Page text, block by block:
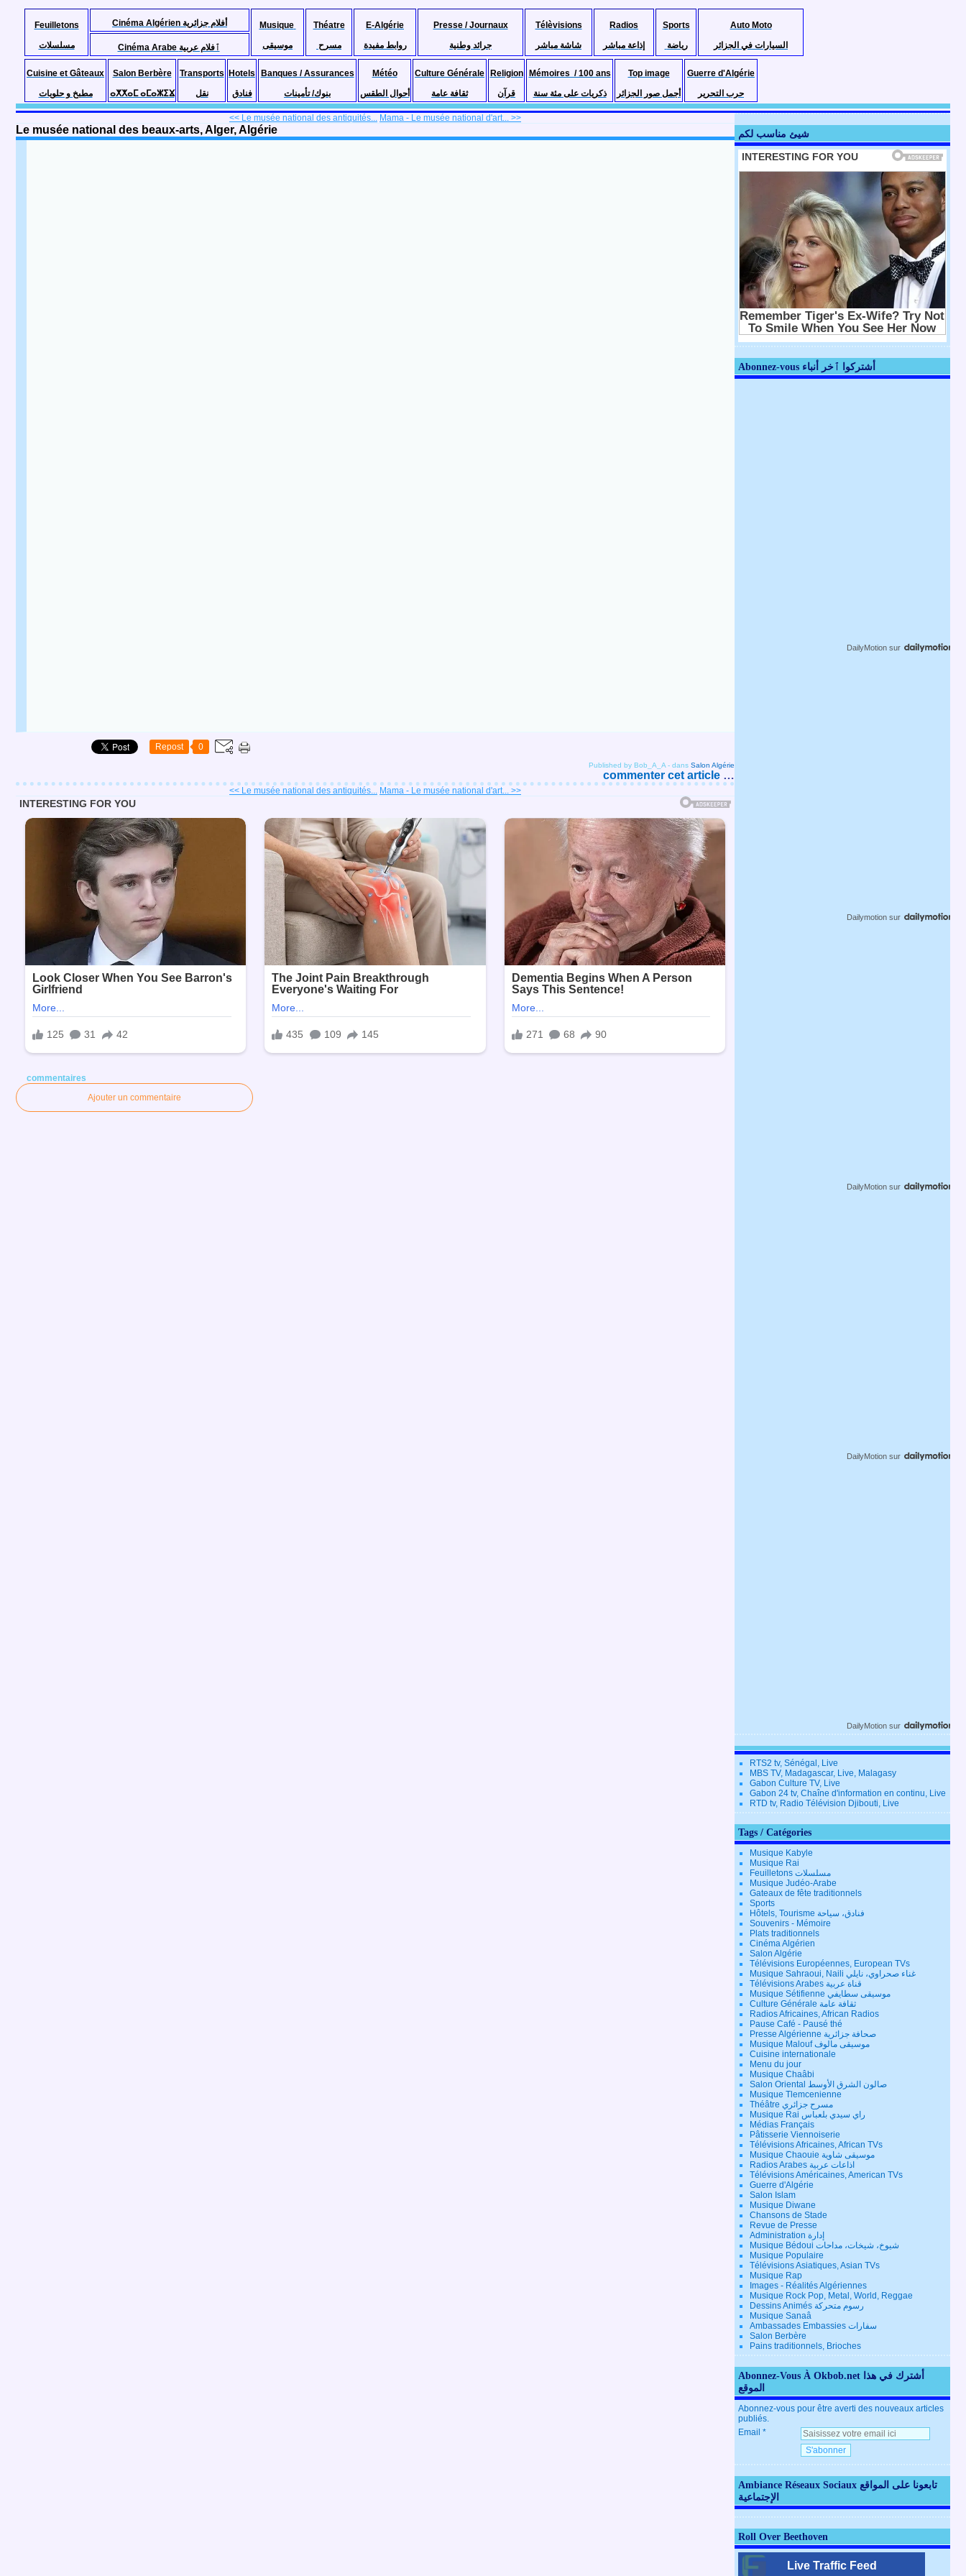
Feuilletons
مسلسلات
Cinéma Algérien أفلام جزائرية
Musique
موسيقى
Théatre
مسرح
E-Algérie
روابط مفيدة
Presse / Journaux
جرائد وطنية
Télèvisions
شاشة مباشر
Radios
إذاعة مباشر
Sports
رياضة
Auto Moto
السيارات في الجزائر
Cinéma Arabe ٱفلام عربية
Cuisine et Gâteaux
مطبخ و حلويات
Salon Berbère
ⴰⵅⵅⴰⵎ ⴰⵎⴰⵣⵉⴴ
Transports
نقل
Hotels
فنادق
Banques / Assurances
بنوك/ تأمينات
Météo
أحوال الطقس
Culture Générale
ثقافة عامة
Religion
قرآن
Mémoires / 100 ans
ذكريات على مئة سنة
Top image
أجمل صور الجزائر
Guerre d'Algérie
حرب التحرير
<< Le musée national des antiquités... Mama - Le musée national d'art... >>
Le musée national des beaux-arts, Alger, Algérie
Repost 0
Published by Bob_A_A - dans Salon Algérie
commenter cet article …
<< Le musée national des antiquités... Mama - Le musée national d'art... >>
commentaires
Ajouter un commentaire
شيئ مناسب لكم
Abonnez-vous أشتركوا ٱخر أنباء
DailyMotion sur
Dailymotion sur
DailyMotion sur
DailyMotion sur
DailyMotion sur
RTS2 tv, Sénégal, Live
MBS TV, Madagascar, Live, Malagasy
Gabon Culture TV, Live
Gabon 24 tv, Chaîne d'information en continu, Live
RTD tv, Radio Télévision Djibouti, Live
Tags / Catégories
Musique Kabyle
Musique Rai
Feuilletons مسلسلات
Musique Judéo-Arabe
Gateaux de fête traditionnels
Sports
Hôtels, Tourisme فنادق، سياحة
Souvenirs - Mémoire
Plats traditionnels
Cinéma Algérien
Salon Algérie
Télévisions Européennes, European TVs
Musique Sahraoui, Naili غناء صحراوي، نايلي
Télévisions Arabes قناة عربية
Musique Sétifienne موسيقى سطايفي
Culture Générale ثقافة عامة
Radios Africaines, African Radios
Pause Café - Pausé thé
Presse Algérienne صحافة جزائرية
Musique Malouf موسيقى مالوف
Cuisine internationale
Menu du jour
Musique Chaâbi
Salon Oriental صالون الشرق الأوسط
Musique Tlemcenienne
Théâtre مسرح جزائري
Musique Rai راي سيدي بلعباس
Médias Français
Pâtisserie Viennoiserie
Télévisions Africaines, African TVs
Musique Chaouie موسيقى شاوية
Radios Arabes اذاعات عربية
Télévisions Américaines, American TVs
Guerre d'Algérie
Salon Islam
Musique Diwane
Chansons de Stade
Revue de Presse
Administration إدارة
Musique Bédoui شيوخ، شيخات، مداحات
Musique Populaire
Télévisions Asiatiques, Asian TVs
Musique Rap
Images - Réalités Algériennes
Musique Rock Pop, Metal, World, Reggae
Dessins Animés رسوم متحركة
Musique Sanaâ
Ambassades Embassies سفارات
Salon Berbère
Pains traditionnels, Brioches
Abonnez-Vous À Okbob.net أشترك في هذا
الموقع
Abonnez-vous pour être averti des nouveaux articles
publiés.
Email
Ambiance Réseaux Sociaux تابعونا على المواقع
الإجتماعية
Roll Over Beethoven
Live Traffic Feed